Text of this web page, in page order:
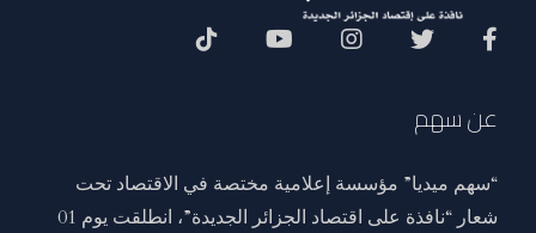
عن سهم
“سهم ميديا” مؤسسة إعلامية مختصة في الاقتصاد تحت
شعار “نافذة على اقتصاد الجزائر الجديدة”، انطلقت يوم 01